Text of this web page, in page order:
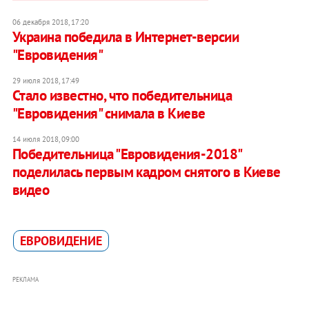
06 декабря 2018, 17:20
Украина победила в Интернет-версии
"Евровидения"
29 июля 2018, 17:49
Стало известно, что победительница
"Евровидения" снимала в Киеве
14 июля 2018, 09:00
Победительница "Евровидения-2018"
поделилась первым кадром снятого в Киеве
видео
ЕВРОВИДЕНИЕ
РЕКЛАМА